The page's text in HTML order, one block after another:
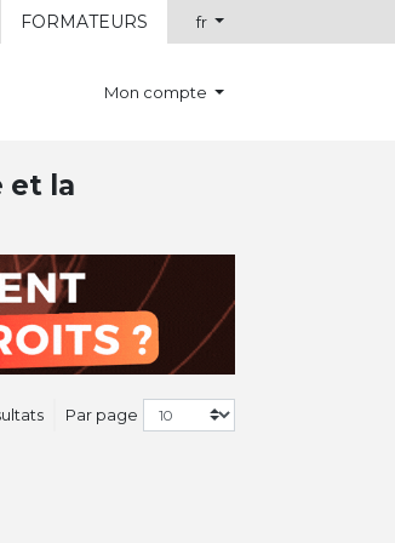
FORMATEURS fr
Mon compte
et la
Par page